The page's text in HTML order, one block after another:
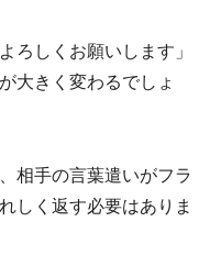
ろしくお願いします」
大きく変わるでしょ
相手の言葉遣いがフラ
しく返す必要はありま